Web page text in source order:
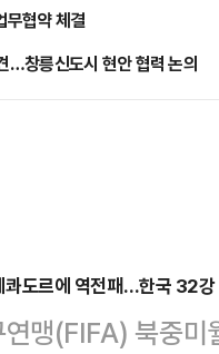
무협약 체결
…창릉신도시 현안 협력 논의
콰도르에 역전패…한국 32강
맹(FIFA) 북중미